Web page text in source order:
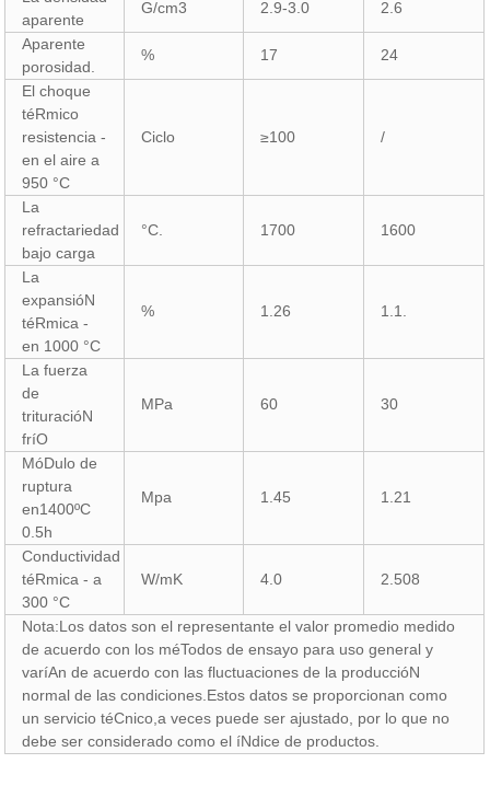
aparente
G/cm3 2.9-3.0 2.6
Aparente
porosidad.
% 17 24
El choque
téRmico
resistencia -
en el aire a
950 °C
Ciclo ≥100 /
La
refractariedad
bajo carga
°C. 1700 1600
La
expansióN
téRmica -
en 1000 °C
% 1.26 1.1.
La fuerza
de
trituracióN
fríO
MPa 60 30
MóDulo de
ruptura
en1400ºC
0.5h
Mpa 1.45 1.21
Conductividad
téRmica - a
300 °C
W/mK 4.0 2.508
Nota:Los datos son el representante el valor promedio medido
de acuerdo con los méTodos de ensayo para uso general y
varíAn de acuerdo con las fluctuaciones de la produccióN
normal de las condiciones.Estos datos se proporcionan como
un servicio téCnico,a veces puede ser ajustado, por lo que no
debe ser considerado como el íNdice de productos.